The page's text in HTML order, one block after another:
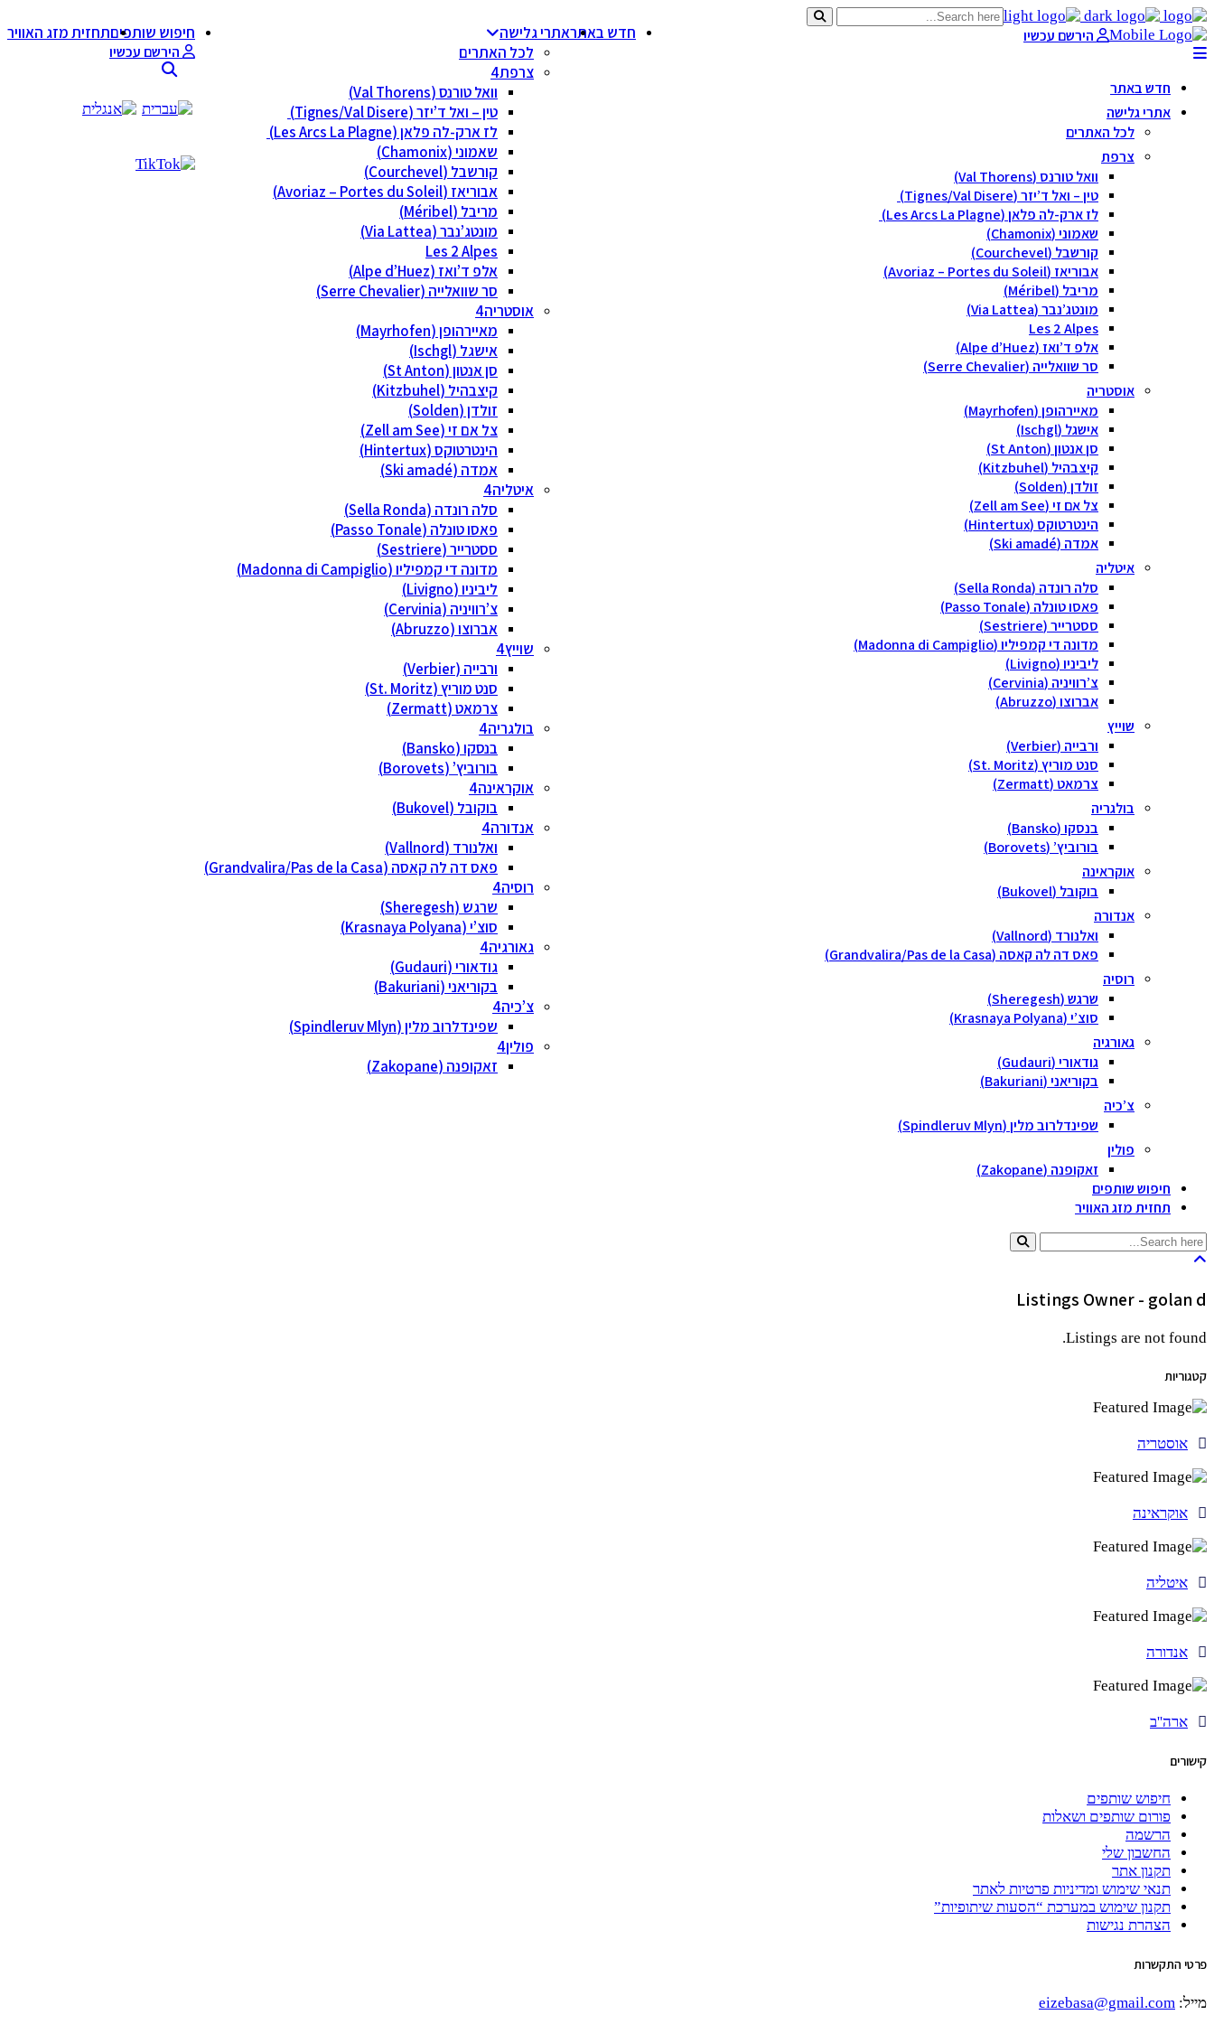
חדש באתראתרי גלישה
לכל האתרים
צרפת
וואל טורנס (Val Thorens)
טין – ואל ד’יזר (Tignes/Val Disere)
לז ארק-לה פלאן (Les Arcs La Plagne)
שאמוני (Chamonix)
קורשבל (Courchevel)
אבוריאז (Avoriaz – Portes du Soleil)
מריבל (Méribel)
מונטג’נבר (Via Lattea)
Les 2 Alpes
אלפ ד’ואז (Alpe d’Huez)
סר שוואלייה (Serre Chevalier)
אוסטריה
מאיירהופן (Mayrhofen)
אישגל (Ischgl)
סן אנטון (St Anton)
קיצבהיל (Kitzbuhel)
זולדן (Solden)
צל אם זי (Zell am See)
הינטרטוקס (Hintertux)
אמדה (Ski amadé)
איטליה
סלה רונדה (Sella Ronda)
פאסו טונלה (Passo Tonale)
ססטרייר (Sestriere)
מדונה די קמפיליו (Madonna di Campiglio)
ליביניו (Livigno)
צ’רוויניה (Cervinia)
אברוצו (Abruzzo)
שוייץ
ורבייה (Verbier)
סנט מוריץ (St. Moritz)
צרמאט (Zermatt)
בולגריה
בנסקו (Bansko)
בורוביץ’ (Borovets)
אוקראינה
בוקובל (Bukovel)
אנדורה
ואלנורד (Vallnord)
פאס דה לה קאסה (Grandvalira/Pas de la Casa)
רוסיה
שרגש (Sheregesh)
סוצ’י (Krasnaya Polyana)
גאורגיה
גודאורי (Gudauri)
בקוריאני (Bakuriani)
צ’כיה
שפינדלרוב מלין (Spindleruv Mlyn)
פולין
זאקופנה (Zakopane)
חיפוש שותפיםתחזית מזג האוויר
הירשם עכשיו
הירשם עכשיו
חדש באתר
אתרי גלישה
לכל האתרים
צרפת
וואל טורנס (Val Thorens)
טין – ואל ד’יזר (Tignes/Val Disere)
לז ארק-לה פלאן (Les Arcs La Plagne)
שאמוני (Chamonix)
קורשבל (Courchevel)
אבוריאז (Avoriaz – Portes du Soleil)
מריבל (Méribel)
מונטג’נבר (Via Lattea)
Les 2 Alpes
אלפ ד’ואז (Alpe d’Huez)
סר שוואלייה (Serre Chevalier)
אוסטריה
מאיירהופן (Mayrhofen)
אישגל (Ischgl)
סן אנטון (St Anton)
קיצבהיל (Kitzbuhel)
זולדן (Solden)
צל אם זי (Zell am See)
הינטרטוקס (Hintertux)
אמדה (Ski amadé)
איטליה
סלה רונדה (Sella Ronda)
פאסו טונלה (Passo Tonale)
ססטרייר (Sestriere)
מדונה די קמפיליו (Madonna di Campiglio)
ליביניו (Livigno)
צ’רוויניה (Cervinia)
אברוצו (Abruzzo)
שוייץ
ורבייה (Verbier)
סנט מוריץ (St. Moritz)
צרמאט (Zermatt)
בולגריה
בנסקו (Bansko)
בורוביץ’ (Borovets)
אוקראינה
בוקובל (Bukovel)
אנדורה
ואלנורד (Vallnord)
פאס דה לה קאסה (Grandvalira/Pas de la Casa)
רוסיה
שרגש (Sheregesh)
סוצ’י (Krasnaya Polyana)
גאורגיה
גודאורי (Gudauri)
בקוריאני (Bakuriani)
צ’כיה
שפינדלרוב מלין (Spindleruv Mlyn)
פולין
זאקופנה (Zakopane)
חיפוש שותפים
תחזית מזג האוויר
Listings Owner - golan d
Listings are not found.
קטגוריות
אוסטריה
אוקראינה
איטליה
אנדורה
ארה''ב
קישורים
חיפוש שותפים
פורום שותפים ושאלות
הרשמה
החשבון שלי
תקנון אתר
תנאי שימוש ומדיניות פרטיות לאתר
תקנון שימוש במערכת “הסעות שיתופיות”
הצהרת נגישות
פרטי התקשרות
מייל: eizebasa@gmail.com